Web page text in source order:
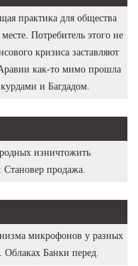
практика для общества
Потребитель этого не
кризиса заставляют
как-то мимо прошла
и Багдадом.
изничтожить
Становер продажа.
микрофонов у разных
Облаках Банки перед.